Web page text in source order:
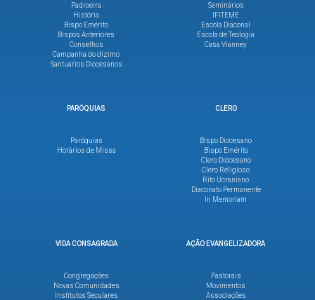
Padroeira
História
Bispo Emérito
Bispos Anteriores
Conselhos
Campanha do dízimo
Santuários Diocesanos
Seminários
IFITEME
Escola Diaconal
Escola de Teologia
Casa Vianney
PARÓQUIAS
Paróquias
Horários de Missa
CLERO
Bispo Diocesano
Bispo Emérito
Clero Diocesano
Clero Religioso
Rito Ucraniano
Diaconato Permanente
In Memoriam
VIDA CONSAGRADA
Congregações
Novas Comunidades
Institutos Seculares
AÇÃO EVANGELIZADORA
Pastorais
Movimentos
Associações